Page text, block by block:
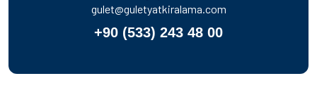
gulet@guletyatkiralama.com
+90 (533) 243 48 00